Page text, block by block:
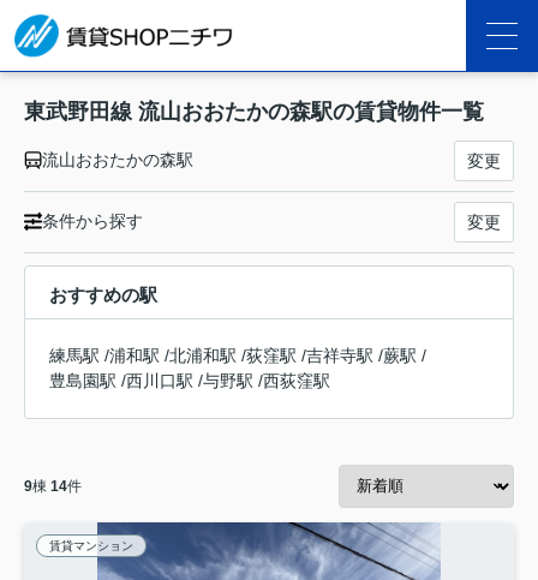
東武野田線 流山おおたかの森駅の賃貸物件一覧
流山おおたかの森駅 変更
条件から探す 変更
おすすめの駅
練馬駅 /浦和駅 /北浦和駅 /荻窪駅 /吉祥寺駅 /蕨駅 /
豊島園駅 /西川口駅 /与野駅 /西荻窪駅
9棟 14件
賃貸マンション